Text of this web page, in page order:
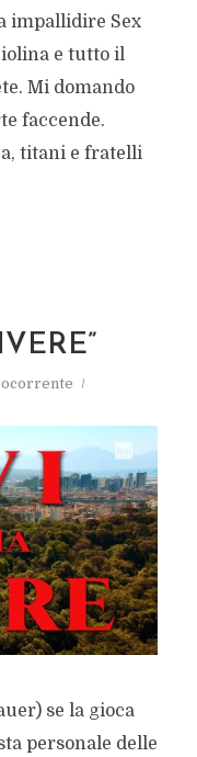
impallidire Sex
e tutto il
Mi domando
faccende.
titani e fratelli
se la gioca
personale delle